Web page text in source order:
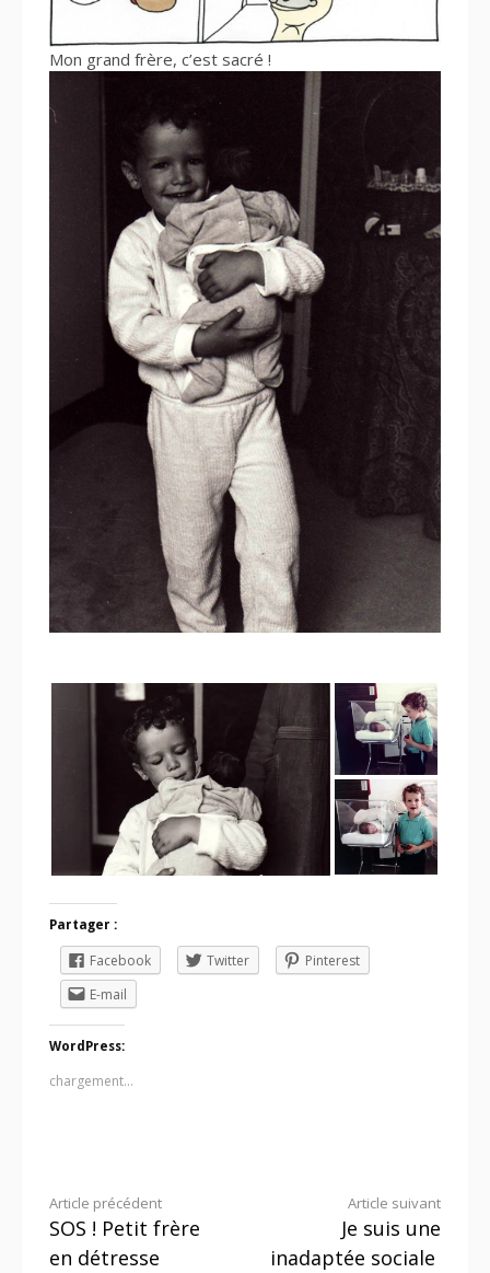
Mon grand frère, c’est sacré !
Partager :
Facebook Twitter
Pinterest
E-mail
WordPress:
chargement…
Lire
la
Article précédent
SOS ! Petit frère
en détresse
Article suivant
Je suis une
inadaptée sociale